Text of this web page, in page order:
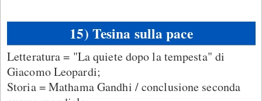
15) Tesina sulla pace
Letteratura = "La quiete dopo la tempesta" di
Giacomo Leopardi;
Storia = Mathama Gandhi / conclusione seconda